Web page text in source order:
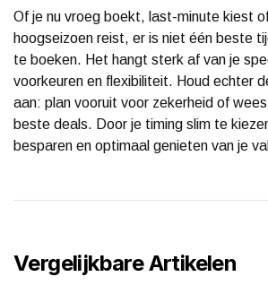
Of je nu vroeg boekt, last-minute kiest
hoogseizoen reist, er is niet één beste
te boeken. Het hangt sterk af van je
voorkeuren en flexibiliteit. Houd echter
aan: plan vooruit voor zekerheid of
beste deals. Door je timing slim te
besparen en optimaal genieten van je
Vergelijkbare Artikelen